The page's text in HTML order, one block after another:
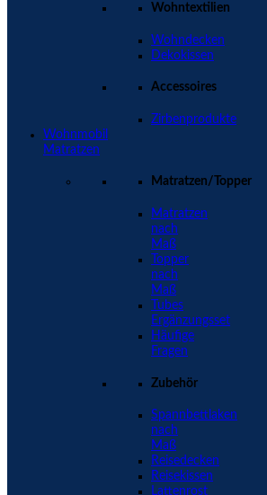
Wohntextilien
Wohndecken
Dekokissen
Accessoires
Zirbenprodukte
Wohnmobil
Matratzen
Matratzen/Topper
Matratzen
nach
Maß
Topper
nach
Maß
Tubes
Ergänzungsset
Häufige
Fragen
Zubehör
Spannbettlaken
nach
Maß
Reisedecken
Reisekissen
Lattenrost